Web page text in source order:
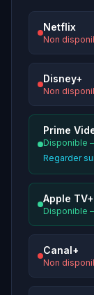
Netflix
Non
Disney+
Non
Prime
Disponible
Regarder
Apple TV+
Disponible
Canal+
Non